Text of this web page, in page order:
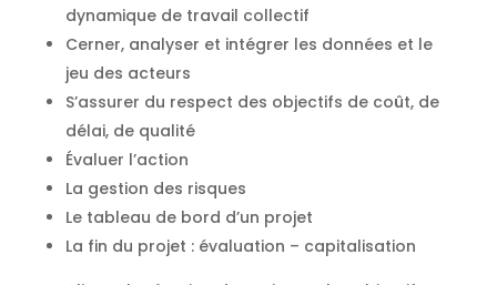
dynamique de travail collectif
Cerner, analyser et intégrer les données et le
jeu des acteurs
S’assurer du respect des objectifs de coût, de
délai, de qualité
Évaluer l’action
La gestion des risques
Le tableau de bord d’un projet
La fin du projet : évaluation – capitalisation